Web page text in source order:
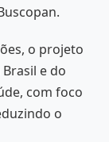
o projeto
e do
com foco
o